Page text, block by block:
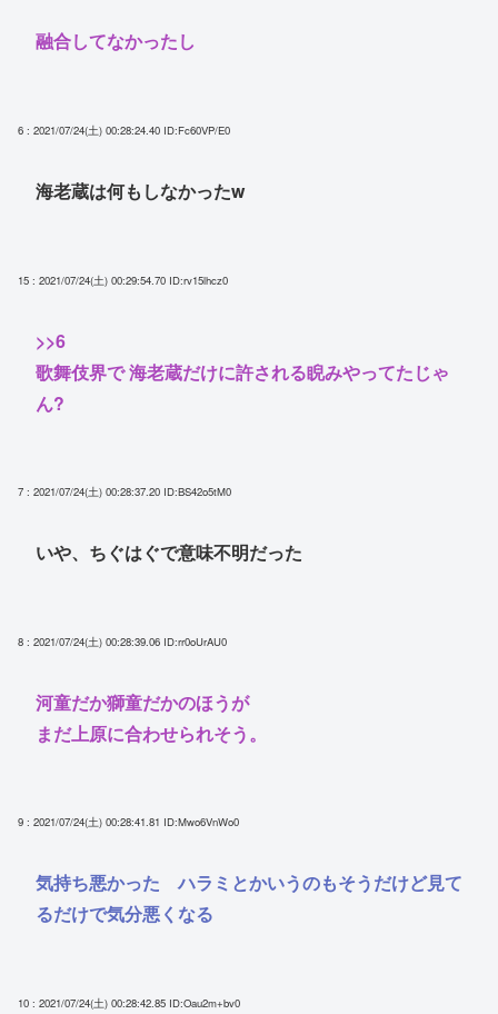
融合してなかったし
6 : 2021/07/24(土) 00:28:24.40 ID:Fc60VP/E0
海老蔵は何もしなかったw
15 : 2021/07/24(土) 00:29:54.70 ID:rv15lhcz0
>>6
歌舞伎界で 海老蔵だけに許される睨みやってたじゃ
ん?
7 : 2021/07/24(土) 00:28:37.20 ID:BS42o5tM0
いや、ちぐはぐで意味不明だった
8 : 2021/07/24(土) 00:28:39.06 ID:rr0oUrAU0
河童だか獅童だかのほうが
まだ上原に合わせられそう。
9 : 2021/07/24(土) 00:28:41.81 ID:Mwo6VnWo0
気持ち悪かった ハラミとかいうのもそうだけど見て
るだけで気分悪くなる
10 : 2021/07/24(土) 00:28:42.85 ID:Oau2m+bv0